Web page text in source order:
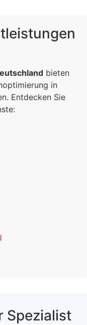
bieten
in
Entdecken Sie
Spezialist